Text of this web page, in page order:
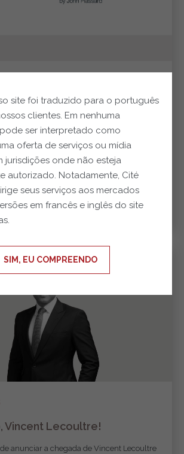
estivesse finalmente a
transformar as suas promessas em
já em 2027.
Vincent Lecoultre!
anunciar a chegada de Vincent Lecoultre
site foi traduzido para o português
clientes. Em nenhuma
ser interpretado como
oferta de serviços ou mídia
jurisdições onde não esteja
autorizado. Notadamente, Cité
seus serviços aos mercados
em francês e inglês do site
SIM, EU COMPREENDO